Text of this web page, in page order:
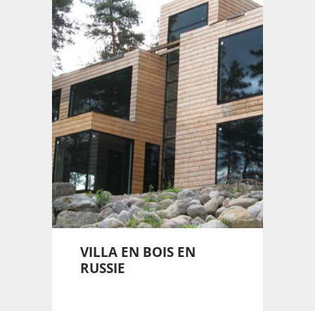
VILLA EN BOIS EN
RUSSIE